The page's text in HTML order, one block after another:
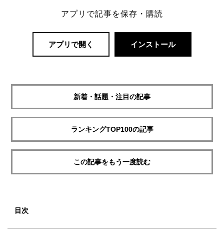
アプリで記事を保存・購読
アプリで開く インストール
新着・話題・注目の記事
ランキングTOP100の記事
この記事をもう一度読む
目次